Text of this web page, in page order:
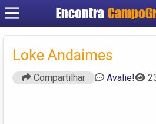
Encontra
Loke Andaimes
Compartilhar Avalie!